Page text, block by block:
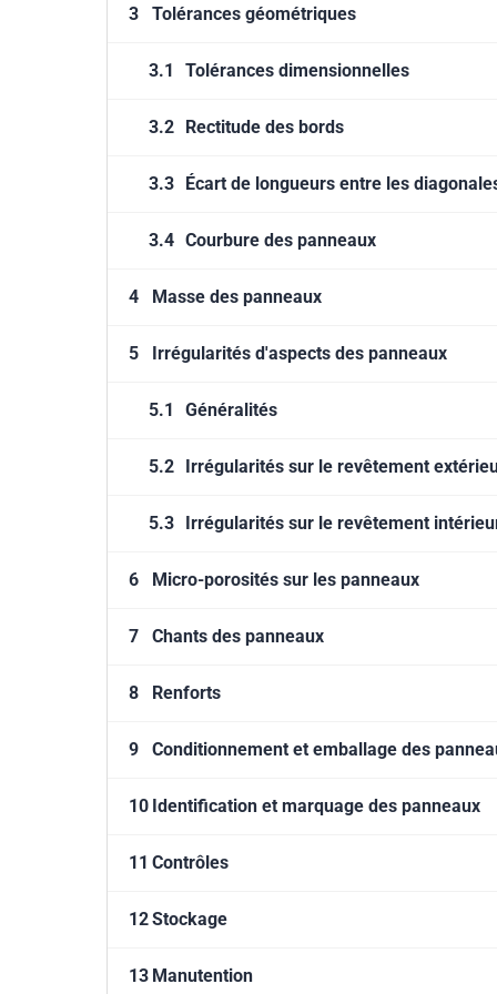
3 Tolérances géométriques
3.1 Tolérances dimensionnelles
3.2 Rectitude des bords
3.3 Écart de longueurs entre les
3.4 Courbure des panneaux
4 Masse des panneaux
5 Irrégularités d'aspects des panneaux
5.1 Généralités
5.2 Irrégularités sur le revêtement
5.3 Irrégularités sur le revêtement
6 Micro-porosités sur les panneaux
7 Chants des panneaux
8 Renforts
9 Conditionnement et emballage des
10 Identification et marquage des panneaux
11 Contrôles
12Stockage
13 Manutention